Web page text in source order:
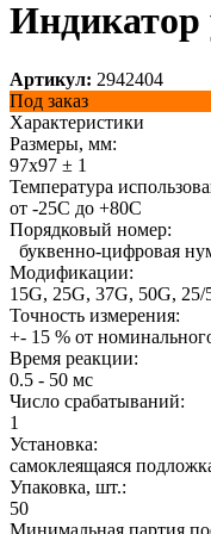
Индикатор
Артикул: 2942404
Под заказ
Характеристики
Размеры, мм:
97x97 ± 1
Температура
от -25С до +80С
Порядковый номер:
буквенно-цифровая
Модификации:
15G, 25G, 37G, 50G, 25/
Точность измерения:
+- 15 % от
Время реакции:
0.5 - 50 мс
Число срабатываний:
1
Установка:
самоклеящаяся
Упаковка, шт.:
50
Минимальная партия